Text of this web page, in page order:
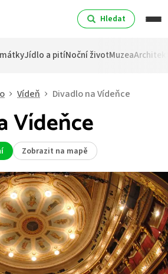
Hledat
Jídlo a pitíNoční životMuzea
Vídeň Divadlo na Vídeňce
Vídeňce
Zobrazit na mapě